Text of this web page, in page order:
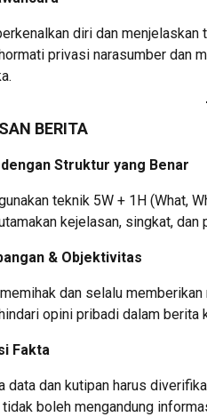
diri dan menjelaskan
privasi narasumber dan
BERITA
Struktur yang Benar
teknik 5W + 1H (What,
kejelasan, singkat, dan
& Objektivitas
dan selalu
opini pribadi dalam
Fakta
data dan kutipan harus
boleh mengandung